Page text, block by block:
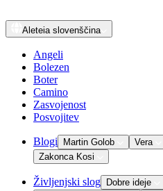
Aleteia slovenščina
Angeli
Bolezen
Boter
Camino
Zasvojenost
Posvojitev
Blogi Martin Golob Vera
Zakonca Kosi
Življenjski slog Dobre ideje